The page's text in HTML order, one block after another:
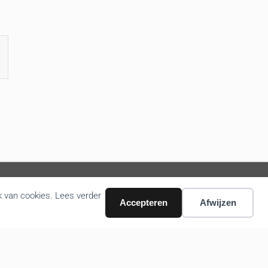
van cookies. Lees verder
Accepteren Afwijzen
Volg ons nieuws via email